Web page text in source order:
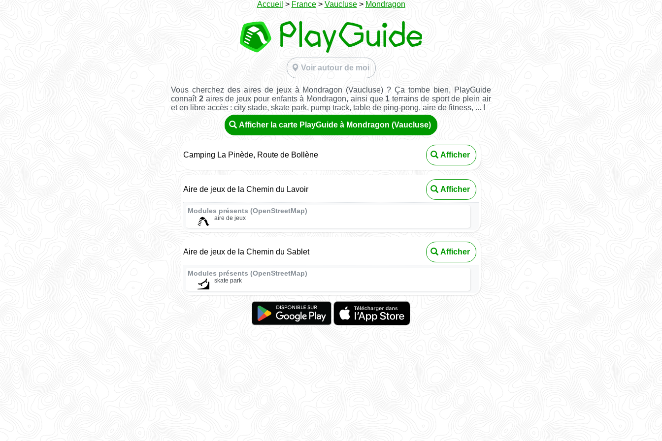
Accueil > France> Vaucluse> Mondragon
Voir autour de moi
Vous cherchez des aires de jeux à Mondragon (Vaucluse) ? Ça tombe bien, PlayGuide
connaît 2aires de jeux pour enfants à Mondragon, ainsi que 1 terrains de sport de plein air
et en libre accès : city stade, skate park, pump track, table de ping-pong, aire de fitness, ... !
Afficher la carte PlayGuide à Mondragon (Vaucluse)
Camping La Pinède, Route de Bollène Afficher
Aire de jeux de la Chemin du Lavoir Afficher
Modules présents (OpenStreetMap)
aire de jeux
Aire de jeux de la Chemin du Sablet Afficher
Modules présents (OpenStreetMap)
skate park